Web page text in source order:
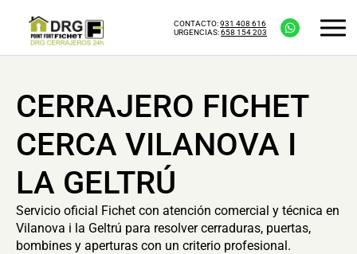
CONTACTO:931 408 616
URGENCIAS:658 154 203
CERRAJERO FICHET
CERCA VILANOVA I
LA GELTRÚ
Servicio oficial Fichet con atención comercial y técnica en
Vilanova i la Geltrú para resolver cerraduras, puertas,
bombines y aperturas con un criterio profesional.